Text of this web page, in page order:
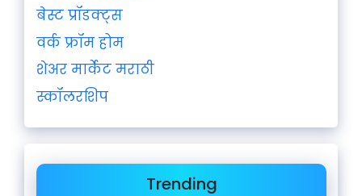
बेस्ट प्रॉडक्ट्स
वर्क फ्रॉम होम
शेअर मार्केट मराठी
स्कॉलरशिप
Trending